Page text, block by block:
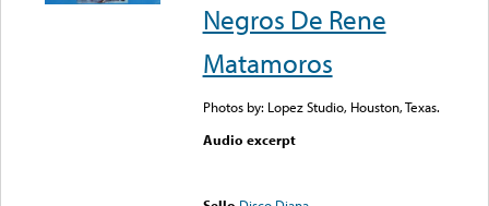
Negros De Rene
Matamoros
Photos by: Lopez Studio, Houston, Texas.
Audio excerpt